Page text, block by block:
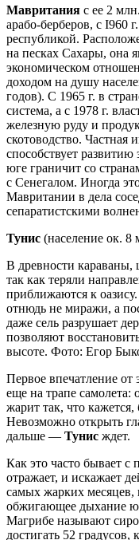
Мавритания с ее 2
арабо‑берберов, с I960
республикой.
на песках Сахары, она
экономическом
доходом на душу
годов). С 1965 г. в
система, а с 1978 г.
железную руду и
скотоводство. Частная
способствует
юге граничит со
с Сенегалом. Иногда
Мавритании в дела
сепаратистскими
Тунис (население ок. 8
В древности караваны,
так как теряли
приближаются к
отнюдь не миражи, а
даже сель разрушает
позволяют
высоте. Фото: Егор
Первое впечатление от
еще на трапе самолета:
жарит так, что кажется,
Невозможно открыть
дальше — Тунис ждет.
Как это часто бывает
отражает, и искажает
самых жарких месяцев,
обжигающее дыхание
Магрибе называют
достигать 52